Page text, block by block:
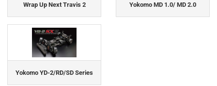
Wrap Up Next Travis 2 Yokomo MD 1.0/ MD 2.0
Yokomo YD-2/RD/SD Series